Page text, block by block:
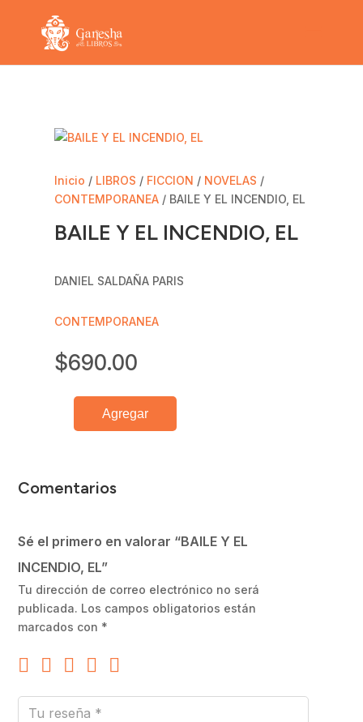
Inicio / LIBROS / FICCION / NOVELAS /
CONTEMPORANEA / BAILE Y EL INCENDIO, EL
BAILE Y EL INCENDIO, EL
DANIEL SALDAÑA PARIS
CONTEMPORANEA
$690.00
INCENDIO,
EL
Agregar
Comentarios
Sé el primero en valorar “BAILE Y EL
INCENDIO, EL”
Tu dirección de correo electrónico no será
publicada. Los campos obligatorios están
marcados con *